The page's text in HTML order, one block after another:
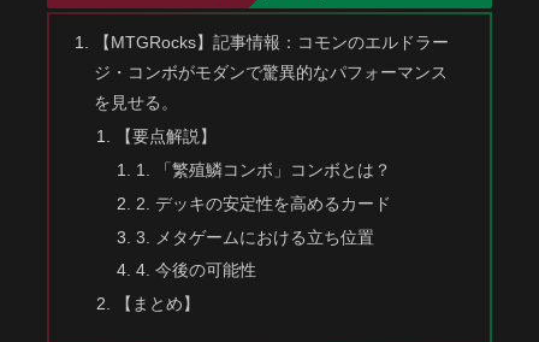
【MTGRocks】記事情報：コモンのエルドラー
ジ・コンボがモダンで驚異的なパフォーマンス
を見せる。
【要点解説】
1. 「繁殖鱗コンボ」コンボとは？
2. デッキの安定性を高めるカード
3. メタゲームにおける立ち位置
4. 今後の可能性
【まとめ】